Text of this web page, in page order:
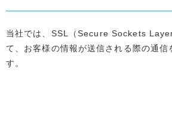
当社では、SSL（Secure Sockets
て、お客様の情報が送信される際の通信
す。